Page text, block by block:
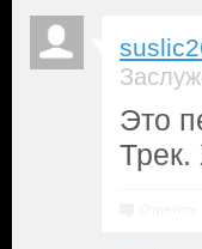
Это
Трек.